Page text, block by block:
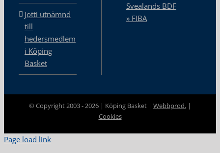
Jotti utnämnd
till
hedersmedlem
i Köping
Basket
Svealands BDF
» FIBA
© Copyright 2003 -2026 | Köping Basket | Webbprod. |
Cookies
Page load link